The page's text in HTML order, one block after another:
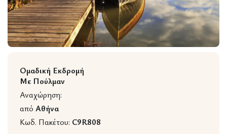
Wildlife
Ομαδική Εκδρομή
Με Πούλμαν
Αναχώρηση:
από Αθήνα
Κωδ. Πακέτου: C9R808